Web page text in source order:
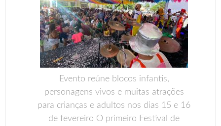
Evento reúne blocos infantis,
personagens vivos e muitas atrações
para crianças e adultos nos dias 15 e 16
de fevereiro O primeiro Festival de